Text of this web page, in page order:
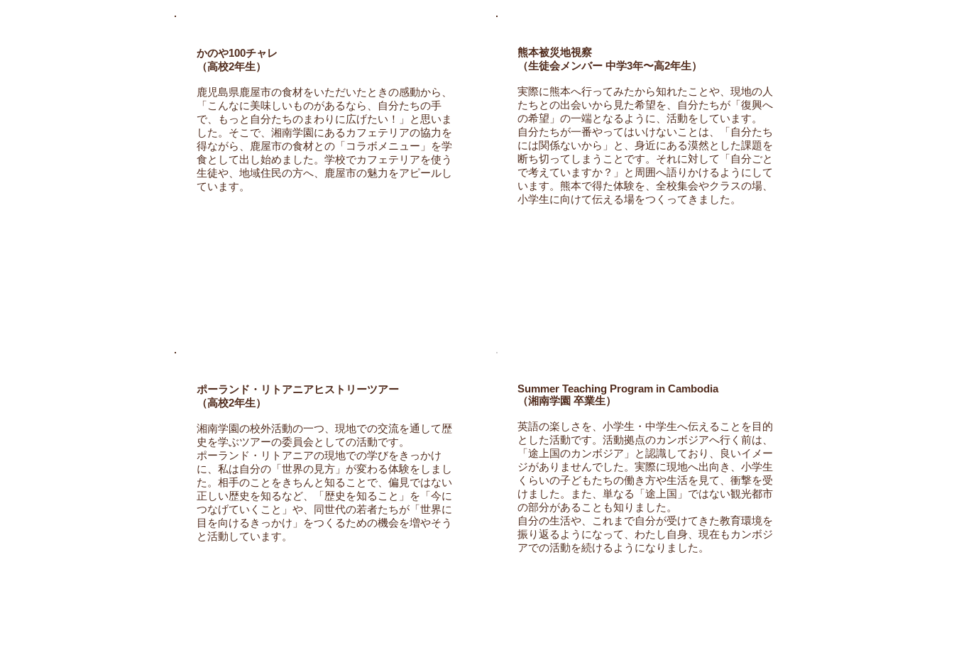
かのや100チャレ
（高校2年生）
鹿児島県鹿屋市の食材をいただいたときの感動から、
「こんなに美味しいものがあるなら、自分たちの手
で、もっと自分たちのまわりに広げたい！」と思いま
した。そこで、湘南学園にあるカフェテリアの協力を
得ながら、鹿屋市の食材との「コラボメニュー」を学
食として出し始めました。学校でカフェテリアを使う
生徒や、地域住民の方へ、鹿屋市の魅力をアピールし
ています。
熊本被災地視察
（生徒会メンバー 中学3年〜高2年生）
実際に熊本へ行ってみたから知れたことや、現地の人
たちとの出会いから見た希望を、自分たちが「復興へ
の希望」の一端となるように、活動をしています。
自分たちが一番やってはいけないことは、「自分たち
には関係ないから」と、身近にある漠然とした課題を
断ち切ってしまうことです。それに対して「自分ごと
で考えていますか？」と周囲へ語りかけるようにして
います。熊本で得た体験を、全校集会やクラスの場、
小学生に向けて伝える場をつくってきました。
ポーランド・リトアニアヒストリーツアー
（高校2年生）
湘南学園の校外活動の一つ、現地での交流を通して歴
史を学ぶツアーの委員会としての活動です。
ポーランド・リトアニアの現地での学びをきっかけ
に、私は自分の「世界の見方」が変わる体験をしまし
た。相手のことをきちんと知ることで、偏見ではない
正しい歴史を知るなど、「歴史を知ること」を「今に
つなげていくこと」や、同世代の若者たちが「世界に
目を向けるきっかけ」をつくるための機会を増やそう
と活動しています。
Summer Teaching Program in Cambodia
（湘南学園 卒業生）
英語の楽しさを、小学生・中学生へ伝えることを目的
とした活動です。活動拠点のカンボジアへ行く前は、
「途上国のカンボジア」と認識しており、良いイメー
ジがありませんでした。実際に現地へ出向き、小学生
くらいの子どもたちの働き方や生活を見て、衝撃を受
けました。また、単なる「途上国」ではない観光都市
の部分があることも知りました。
自分の生活や、これまで自分が受けてきた教育環境を
振り返るようになって、わたし自身、現在もカンボジ
アでの活動を続けるようになりました。